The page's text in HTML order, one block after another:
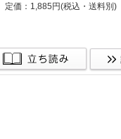
価：1,885円(税込・送料別)